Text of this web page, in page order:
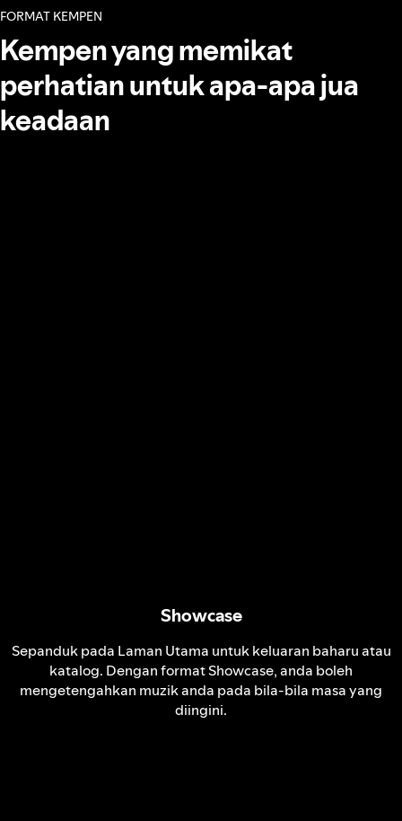
FORMAT KEMPEN
Kempen yang memikat
perhatian untuk apa-apa jua
keadaan
Showcase
Sepanduk pada Laman Utama untuk keluaran baharu atau
katalog. Dengan format Showcase, anda boleh
mengetengahkan muzik anda pada bila-bila masa yang
diingini.